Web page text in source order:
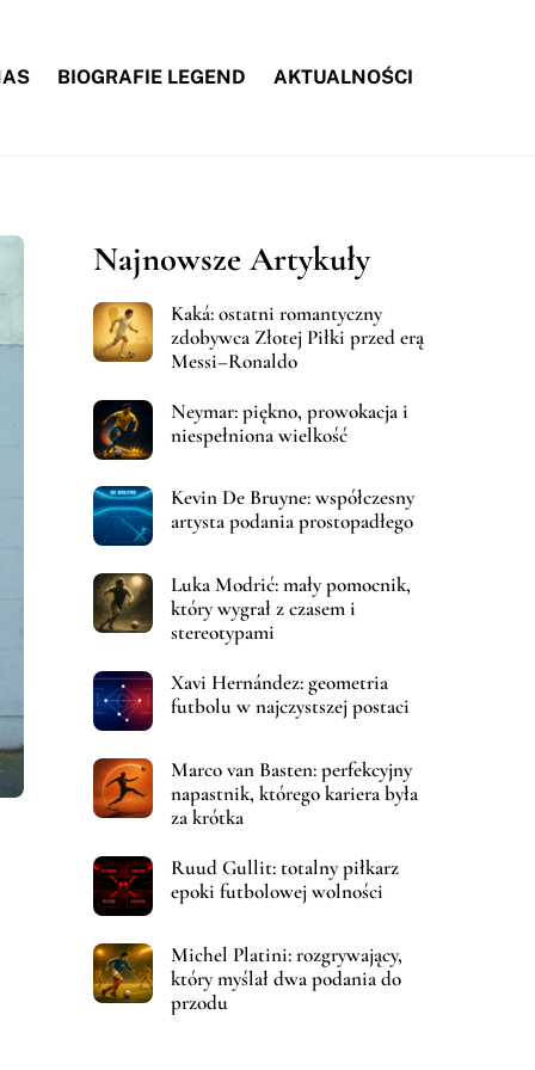
BIOGRAFIE LEGEND AKTUALNOŚCI
Najnowsze Artykuły
Kaká: ostatni romantyczny
zdobywca Złotej Piłki przed erą
Messi–Ronaldo
Neymar: piękno, prowokacja i
niespełniona wielkość
Kevin De Bruyne: współczesny
artysta podania prostopadłego
Luka Modrić: mały pomocnik,
który wygrał z czasem i
stereotypami
Xavi Hernández: geometria
futbolu w najczystszej postaci
Marco van Basten: perfekcyjny
napastnik, którego kariera była
za krótka
Ruud Gullit: totalny piłkarz
epoki futbolowej wolności
Michel Platini: rozgrywający,
który myślał dwa podania do
przodu